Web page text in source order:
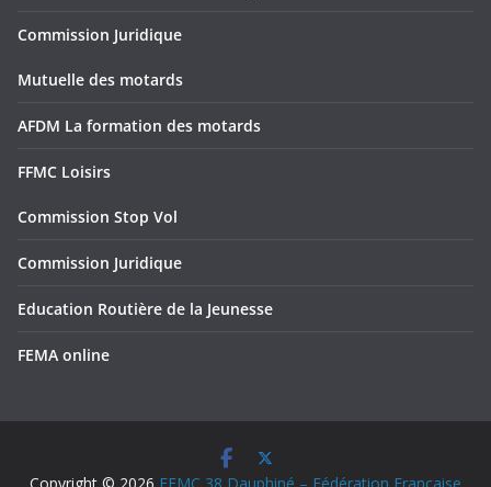
Commission Juridique
Mutuelle des motards
AFDM La formation des motards
FFMC Loisirs
Commission Stop Vol
Commission Juridique
Education Routière de la Jeunesse
FEMA online